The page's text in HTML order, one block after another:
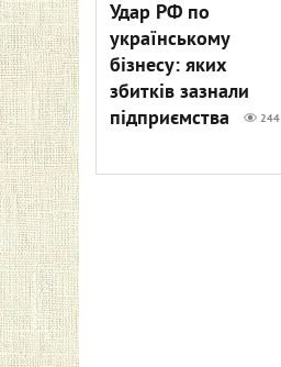
Удар РФ по
українському
бізнесу: яких
збитків зазнали
підприємства
244